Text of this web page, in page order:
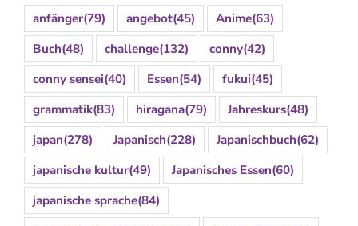
anfänger(79) angebot(45) Anime(63)
Buch(48) challenge(132) conny(42)
conny sensei(40) Essen(54) fukui(45)
grammatik(83) hiragana(79) Jahreskurs(48)
japan(278) Japanisch(228) Japanischbuch(62)
japanische kultur(49) Japanisches Essen(60)
japanische sprache(84)